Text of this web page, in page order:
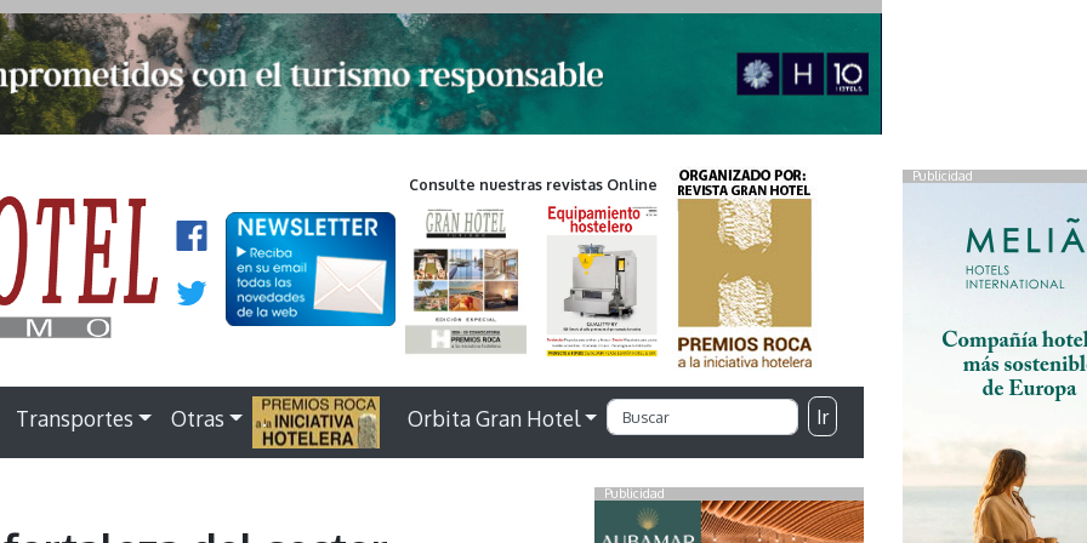
Publicidad
Consulte nuestras revistas Online
Transportes Otras . Orbita Gran Hotel Ir
Publicidad